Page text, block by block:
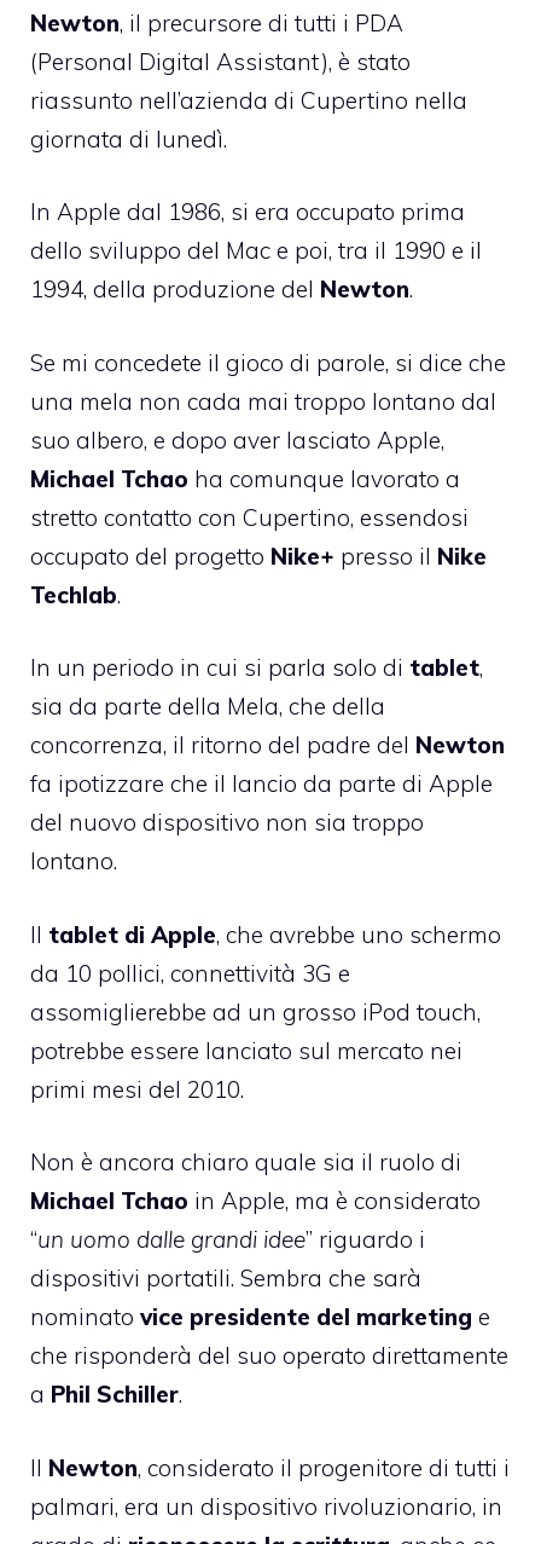
Newton, il precursore di tutti i PDA
(Personal Digital Assistant), è stato
riassunto nell’azienda di Cupertino nella
giornata di lunedì.
In Apple dal 1986, si era occupato prima
dello sviluppo del Mac e poi, tra il 1990 e il
1994, della produzione del Newton.
Se mi concedete il gioco di parole, si dice che
una mela non cada mai troppo lontano dal
suo albero, e dopo aver lasciato Apple,
Michael Tchao ha comunque lavorato a
stretto contatto con Cupertino, essendosi
occupato del progetto Nike+ presso il Nike
Techlab.
In un periodo in cui si parla solo di tablet,
sia da parte della Mela, che della
concorrenza, il ritorno del padre del Newton
fa ipotizzare che il lancio da parte di Apple
del nuovo dispositivo non sia troppo
lontano.
Il tablet di Apple, che avrebbe uno schermo
da 10 pollici, connettività 3G e
assomiglierebbe ad un grosso iPod touch,
potrebbe essere lanciato sul mercato nei
primi mesi del 2010.
Non è ancora chiaro quale sia il ruolo di
Michael Tchao in Apple, ma è considerato
“un uomo dalle grandi idee” riguardo i
dispositivi portatili. Sembra che sarà
nominato vice presidente del marketing e
che risponderà del suo operato direttamente
a Phil Schiller.
Il Newton, considerato il progenitore di tutti i
palmari, era un dispositivo rivoluzionario, in